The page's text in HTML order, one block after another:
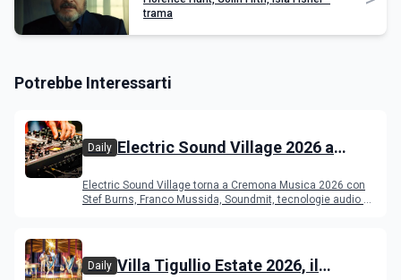
trama
Potrebbe Interessarti
Daily Electric Sound Village 2026 a
Young Band Contest, il programma
Electric Sound Village torna a Cremona Musica 2026 con
Stef Burns, Franco Mussida, Soundmit, tecnologie audio e
Daily Villa Tigullio Estate 2026, il